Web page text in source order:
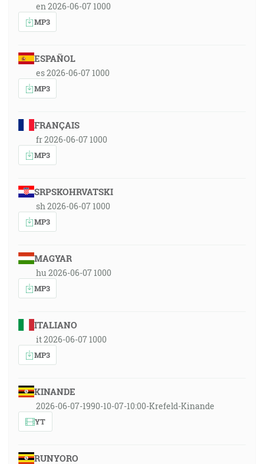
en 2026-06-07 1000
MP3
ESPAÑOL
es 2026-06-07 1000
MP3
FRANÇAIS
fr 2026-06-07 1000
MP3
SRPSKOHRVATSKI
sh 2026-06-07 1000
MP3
MAGYAR
hu 2026-06-07 1000
MP3
ITALIANO
it 2026-06-07 1000
MP3
KINANDE
2026-06-07-1990-10-07-10:00-Krefeld-Kinande
YT
RUNYORO